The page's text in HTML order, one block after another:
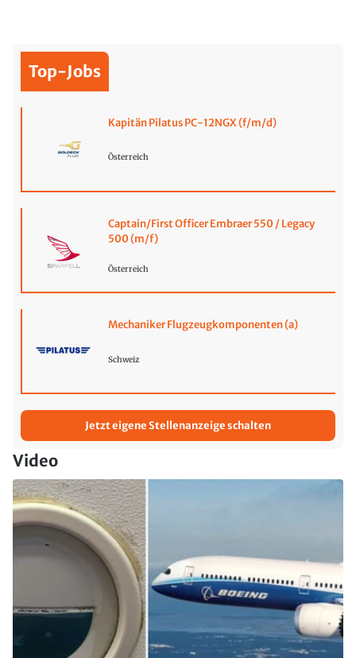
Top-Jobs
Kapitän Pilatus PC-12NGX (f/m/d)
Österreich
Captain/First Officer Embraer 550 / Legacy
500 (m/f)
Österreich
Mechaniker Flugzeugkomponenten (a)
Schweiz
Jetzt eigene Stellenanzeige schalten
Video